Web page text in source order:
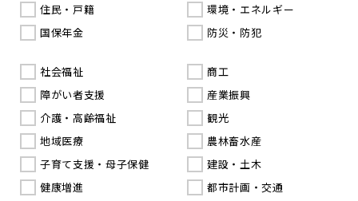
住民・戸籍
国保年金
環境・エネルギー
防災・防犯
社会福祉
障がい者支援
介護・高齢福祉
地域医療
子育て支援・母子保健
健康増進
商工
産業振興
観光
農林畜水産
建設・土木
都市計画・交通